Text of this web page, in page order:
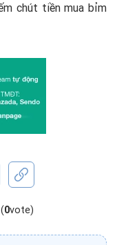
chút tiền mua bỉm
(0vote)